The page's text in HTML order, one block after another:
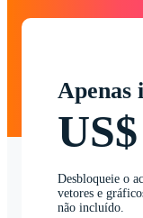
Apenas
Desbloqueie o
vetores e
não incluído.